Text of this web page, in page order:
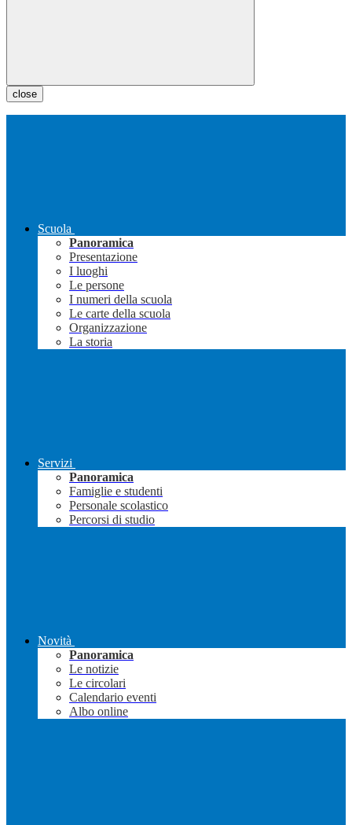
close
Scuola
Panoramica
Presentazione
I luoghi
Le persone
I numeri della scuola
Le carte della scuola
Organizzazione
La storia
Servizi
Panoramica
Famiglie e studenti
Personale scolastico
Percorsi di studio
Novità
Panoramica
Le notizie
Le circolari
Calendario eventi
Albo online